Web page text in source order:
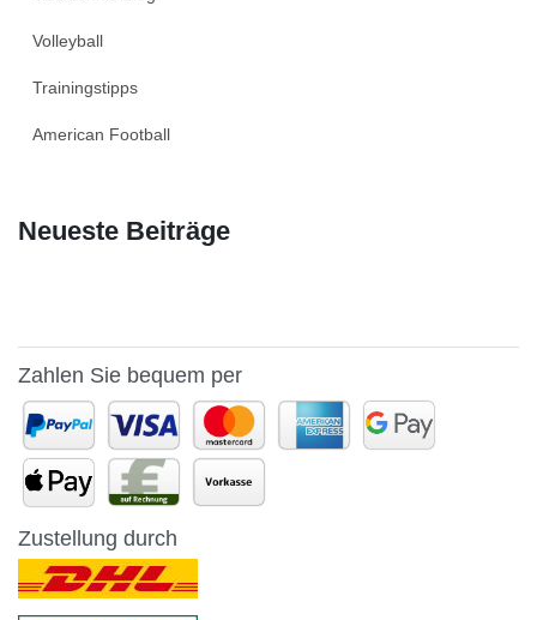
Volleyball
Trainingstipps
American Football
Neueste Beiträge
Zahlen Sie bequem per
Zustellung durch